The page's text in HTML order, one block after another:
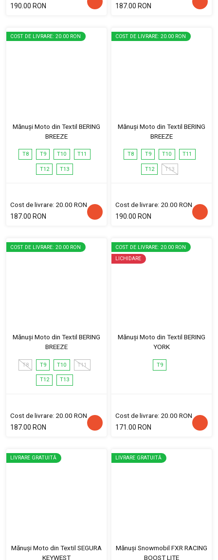
190.00 RON
187.00 RON
COST DE LIVRARE: 20.00 RON
Mănuși Moto din Textil BERING
BREEZE
T8 T9 T10 T11
T12 T13
Cost de livrare: 20.00 RON
187.00 RON
COST DE LIVRARE: 20.00 RON
Mănuși Moto din Textil BERING
BREEZE
T8 T9 T10 T11
T12 T13
Cost de livrare: 20.00 RON
190.00 RON
COST DE LIVRARE: 20.00 RON
Mănuși Moto din Textil BERING
BREEZE
T8 T9 T10 T11
T12 T13
Cost de livrare: 20.00 RON
187.00 RON
COST DE LIVRARE: 20.00 RON
LICHIDARE
Mănuși Moto din Textil BERING
YORK
T9
Cost de livrare: 20.00 RON
171.00 RON
LIVRARE GRATUITĂ
Mănuși Moto din Textil SEGURA
KEYWEST
LIVRARE GRATUITĂ
Mănuși Snowmobil FXR RACING
BOOST LITE